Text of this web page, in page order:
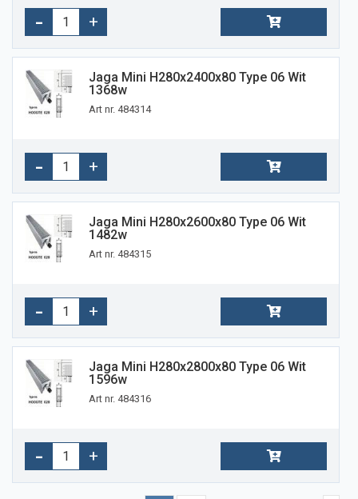
Jaga Mini H280x2400x80 Type 06 Wit
1368w
Art nr. 484314
Jaga Mini H280x2600x80 Type 06 Wit
1482w
Art nr. 484315
Jaga Mini H280x2800x80 Type 06 Wit
1596w
Art nr. 484316